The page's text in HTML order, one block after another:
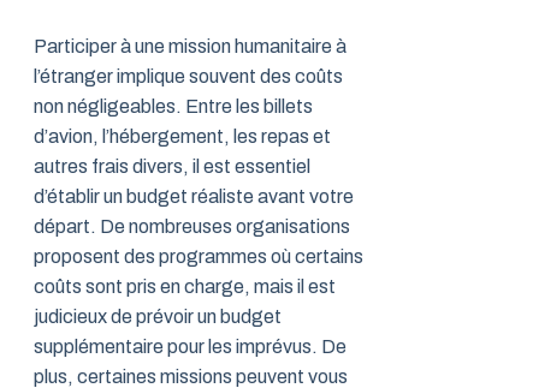
Participer à une mission humanitaire à
l’étranger implique souvent des coûts
non négligeables. Entre les billets
d’avion, l’hébergement, les repas et
autres frais divers, il est essentiel
d’établir un budget réaliste avant votre
départ. De nombreuses organisations
proposent des programmes où certains
coûts sont pris en charge, mais il est
judicieux de prévoir un budget
supplémentaire pour les imprévus. De
plus, certaines missions peuvent vous